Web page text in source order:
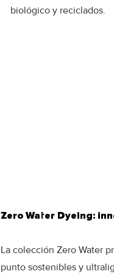
biológico y reciclados.
Zero Water Dyeing:
La colección Zero Water
punto sostenibles y